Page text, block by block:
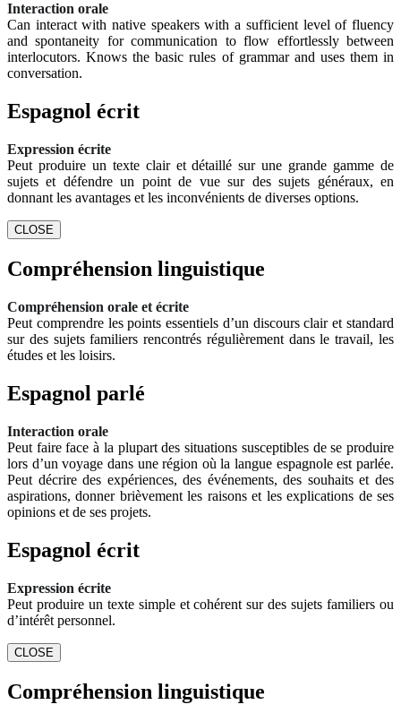
Interaction orale
Can interact with native speakers with a sufficient level of fluency
and spontaneity for communication to flow effortlessly between
interlocutors. Knows the basic rules of grammar and uses them in
conversation.
Espagnol écrit
Expression écrite
Peut produire un texte clair et détaillé sur une grande gamme de
sujets et défendre un point de vue sur des sujets généraux, en
donnant les avantages et les inconvénients de diverses options.
CLOSE
Compréhension linguistique
Compréhension orale et écrite
Peut comprendre les points essentiels d’un discours clair et standard
sur des sujets familiers rencontrés régulièrement dans le travail, les
études et les loisirs.
Espagnol parlé
Interaction orale
Peut faire face à la plupart des situations susceptibles de se produire
lors d’un voyage dans une région où la langue espagnole est parlée.
Peut décrire des expériences, des événements, des souhaits et des
aspirations, donner brièvement les raisons et les explications de ses
opinions et de ses projets.
Espagnol écrit
Expression écrite
Peut produire un texte simple et cohérent sur des sujets familiers ou
d’intérêt personnel.
CLOSE
Compréhension linguistique